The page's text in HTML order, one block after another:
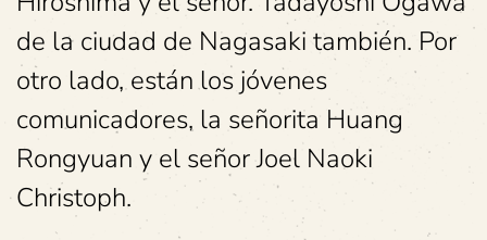
de la ciudad de Nagasaki también. Por
otro lado, están los jóvenes
comunicadores, la señorita Huang
Rongyuan y el señor Joel Naoki
Christoph.